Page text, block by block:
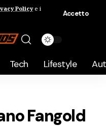
Policye i
Accetto
Tech Lifestyle
Fangold